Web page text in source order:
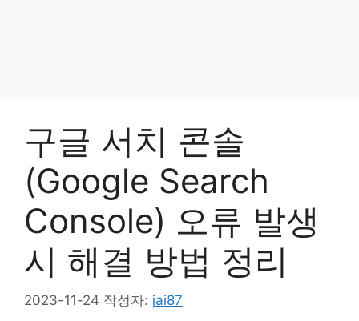
구글 서치 콘솔
(Google Search
Console) 오류 발생
시 해결 방법 정리
2023-11-24 작성자: jai87